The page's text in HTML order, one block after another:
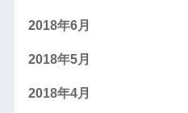
2018年6月
2018年5月
2018年4月